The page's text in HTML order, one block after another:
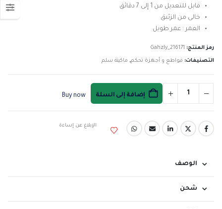
قابل للتعديل من 1 إلى 7 دقائق
خالى من الزئبق
العمر : عمر طويل
رمز المنتج: Gahzly_216171
التصنيفات: قواطع و أجهزة تحكم, ماكينة سلم
إضافة إلى السلة Buy now
الإبلاغ عن إساءة
الوصف
شحن